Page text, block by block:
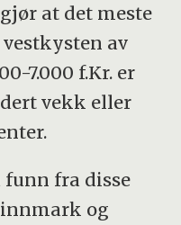
at det meste
av
7.000 f.Kr. er
vekk eller
fra disse
og